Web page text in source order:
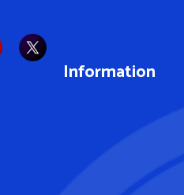
Information